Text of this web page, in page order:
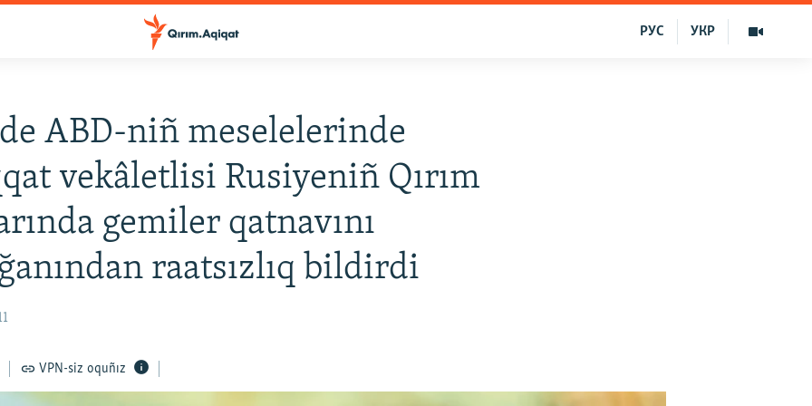
УКР
РУС
ABD-niñ meselelerinde
vekâletlisi Rusiyeniñ Qırım
gemiler qatnavını
raatsızlıq bildirdi
VPN-siz oquñız